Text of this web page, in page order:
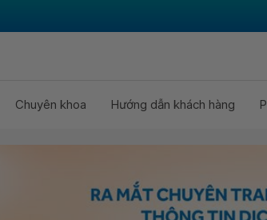
Chuyên khoa Hướng dẫn khách hàng